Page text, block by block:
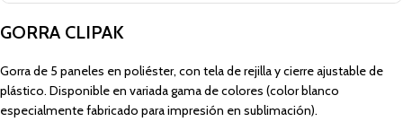
GORRA CLIPAK
Gorra de 5 paneles en poliéster, con tela de rejilla y cierre ajustable de
plástico. Disponible en variada gama de colores (color blanco
especialmente fabricado para impresión en sublimación).